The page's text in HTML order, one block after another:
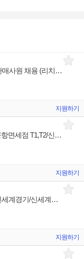
[반클리프앤아펠] 명품 주얼리 전국 백화점 판매사원 채용 (리치몬트코리아)
지원하기
[티파니 코리아] 명품 주얼리 TIFFANY 인천공항면세점 T1,T2/신세계광주/신세계하남 판매사원 채용
지원하기
보테가베네타코리아 [BOTTEGA VENETA] 신세계경기/신세계대전 판매사원 채용
지원하기